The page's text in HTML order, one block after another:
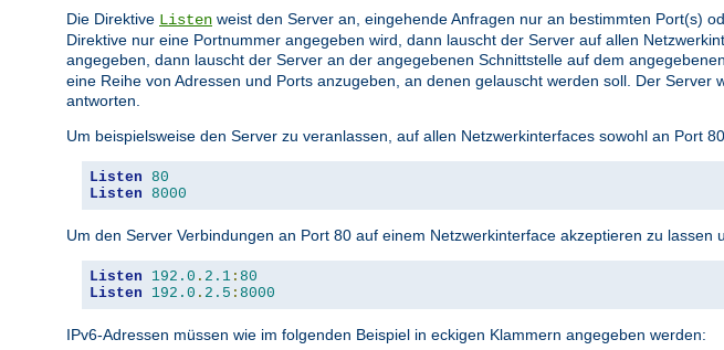
Die Direktive Listen weist den Server an, eingehende Anfragen nur an bestimmten Port(s)
Direktive nur eine Portnummer angegeben wird, dann lauscht der Server auf allen
angegeben, dann lauscht der Server an der angegebenen Schnittstelle auf dem
eine Reihe von Adressen und Ports anzugeben, an denen gelauscht werden soll. Der
antworten.
Um beispielsweise den Server zu veranlassen, auf allen Netzwerkinterfaces sowohl an Port
Listen 80
Listen 8000
Um den Server Verbindungen an Port 80 auf einem Netzwerkinterface akzeptieren zu
Listen 192.0 . 2.1 : 80
Listen
192.0 . 2.5 : 8000
IPv6-Adressen müssen wie im folgenden Beispiel in eckigen Klammern angegeben werden: